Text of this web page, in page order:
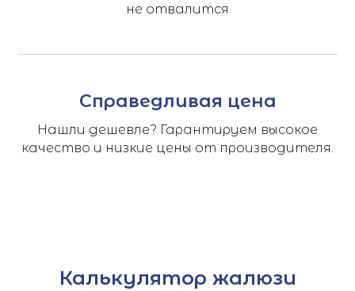
не отвалится
Справедливая цена
Нашли дешевле? Гарантируем высокое
качество и низкие цены от производителя.
Калькулятор жалюзи